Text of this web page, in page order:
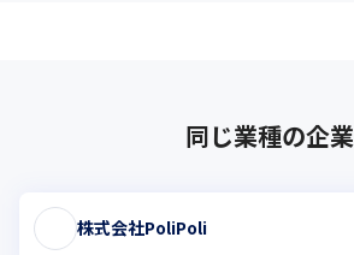
同じ業種の企業
株式会社PoliPoli